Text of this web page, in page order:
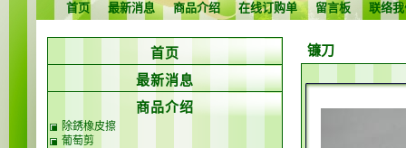
首页 最新消息 商品介绍 在线订购单 留言板 联络
镰刀
首页
最新消息
商品介绍
除銹橡皮擦
葡萄剪